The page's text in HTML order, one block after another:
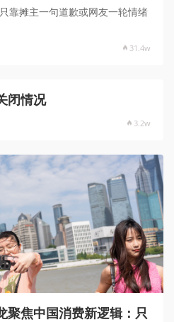
靠摊主一句道歉或网友一轮情绪
31.4w
闭情况
3.2w
聚焦中国消费新逻辑：只